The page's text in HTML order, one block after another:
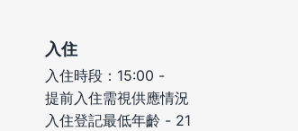
入住
入住時段：15:00 -
提前入住需視供應情況
入住登記最低年齡 - 21